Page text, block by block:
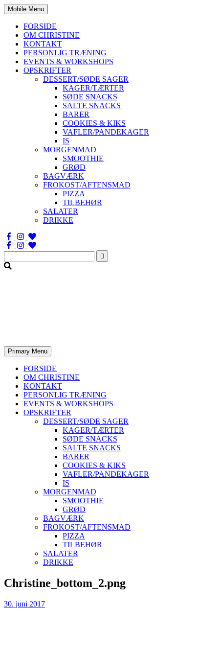
Mobile Menu
FORSIDE
OM CHRISTINE
KONTAKT
PERSONLIG TRÆNING
EVENTS & WORKSHOPS
OPSKRIFTER
DESSERT/SØDE SAGER
KAGER/TÆRTER
SØDE SNACKS
SALTE SNACKS
BARER
COOKIES & KIKS
VAFLER/PANDEKAGER
IS
MORGENMAD
SMOOTHIE
GRØD
BAGVÆRK
FROKOST/AFTENSMAD
PIZZA
TILBEHØR
SALATER
DRIKKE
Søg
efter:
Primary Menu
FORSIDE
OM CHRISTINE
KONTAKT
PERSONLIG TRÆNING
EVENTS & WORKSHOPS
OPSKRIFTER
DESSERT/SØDE SAGER
KAGER/TÆRTER
SØDE SNACKS
SALTE SNACKS
BARER
COOKIES & KIKS
VAFLER/PANDEKAGER
IS
MORGENMAD
SMOOTHIE
GRØD
BAGVÆRK
FROKOST/AFTENSMAD
PIZZA
TILBEHØR
SALATER
DRIKKE
Skip
to
Christine_bottom_2.png
30. juni 2017